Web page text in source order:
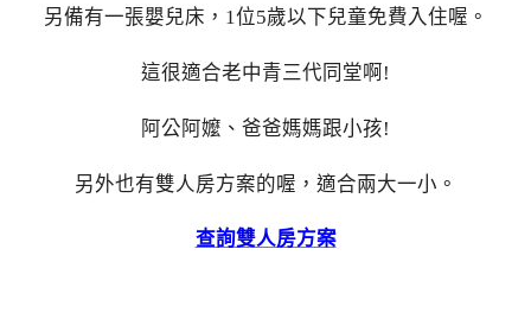
另備有一張嬰兒床，1位5歲以下兒童免費入住喔。
這很適合老中青三代同堂啊!
阿公阿嬤、爸爸媽媽跟小孩!
另外也有雙人房方案的喔，適合兩大一小。
查詢雙人房方案